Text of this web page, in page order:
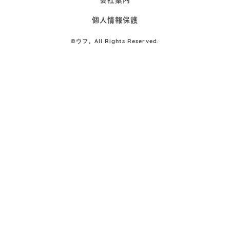
個人情報保護
©ウフ。All Rights Reserved.